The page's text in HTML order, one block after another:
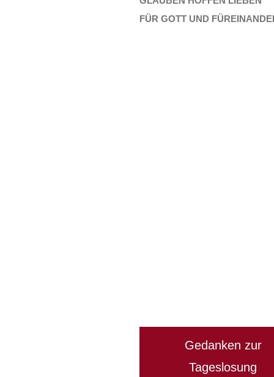
FÜR GOTT UND
Gedanken zur
Tageslosung